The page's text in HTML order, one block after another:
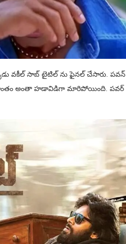
వకీల్ సాబ్ టైటిల్ ను ఫైనల్ చేసారు. పవన్
అంతా హడావిడిగా మారిపోయింది. పవర్